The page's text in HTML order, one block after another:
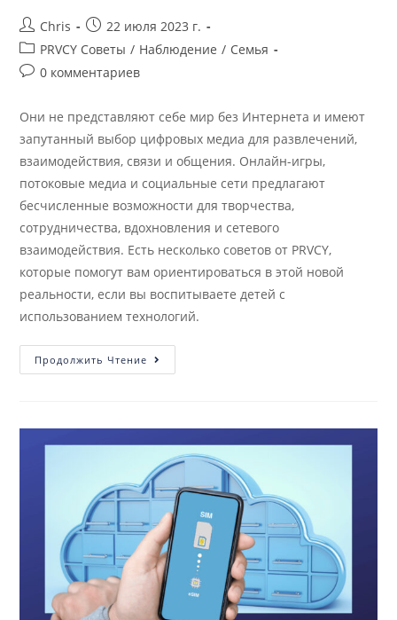
Chris
22 июля 2023 г.
PRVCY Советы / Наблюдение / Семья
0 комментариев
Они не представляют себе мир без Интернета и имеют
запутанный выбор цифровых медиа для развлечений,
взаимодействия, связи и общения. Онлайн-игры,
потоковые медиа и социальные сети предлагают
бесчисленные возможности для творчества,
сотрудничества, вдохновления и сетевого
взаимодействия. Есть несколько советов от PRVCY,
которые помогут вам ориентироваться в этой новой
реальности, если вы воспитываете детей с
использованием технологий.
Продолжить Чтение